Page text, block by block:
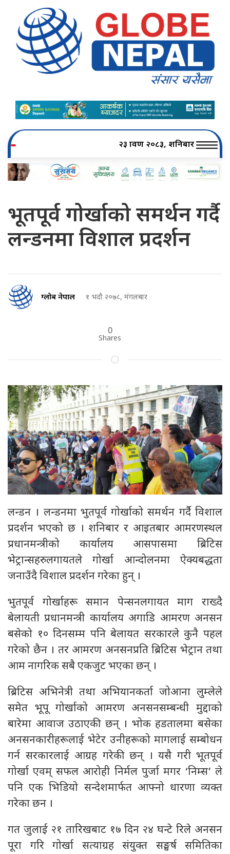
२३ श्रावण २०८३, शनिबार
भूतपूर्व गोर्खाको समर्थन गर्दै
लन्डनमा विशाल प्रदर्शन
ग्लोब नेपाल १ भदौ २०७८, मंगलबार
0
Shares
लन्डन । लन्डनमा भुतपूर्व गोर्खाको समर्थन गर्दै विशाल
प्रदर्शन भएको छ । शनिबार र आइतबार आमरणस्थल
प्रधानमन्त्रीको कार्यालय आसपासमा ब्रिटिस
भेट्रान्सहरुलगायतले गोर्खा आन्दोलनमा ऐक्यबद्धता
जनाउँदै विशाल प्रदर्शन गरेका हुन् ।
भुतपूर्व गोर्खाहरू समान पेन्सनलगायत माग राख्दै
बेलायती प्रधानमन्त्री कार्यालय अगाडि आमरण अनसन
बसेको १० दिनसम्म पनि बेलायत सरकारले कुनै पहल
गरेको छैन । तर आमरण अनसनप्रति ब्रिटिस भेट्रान तथा
आम नागरिक सबै एकजुट भएका छन् ।
ब्रिटिस अभिनेत्री तथा अभियानकर्ता जोआना लुम्लेले
समेत भूपू गोर्खाको आमरण अनसनसम्बन्धी मुद्दाको
बारेमा आवाज उठाएकी छन् । भोक हडतालमा बसेका
अनसनकारीहरूलाई भेटेर उनीहरूको मागलाई सम्बोधन
गर्न सरकारलाई आग्रह गरेकी छन् । यसै गरी भूतपूर्व
गोर्खा एवम् सफल आरोही निर्मल पुर्जा मगर ‘निम्स’ ले
पनि एक भिडियो सन्देशमार्फत आफ्नो धारणा व्यक्त
गरेका छन ।
गत जुलाई २१ तारिखबाट १७ दिन २४ घन्टे रिले अनसन
पूरा गरि गोर्खा सत्याग्रह संयुक्त सङ्घर्ष समितिका